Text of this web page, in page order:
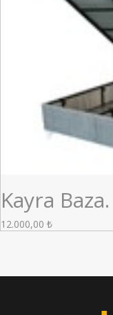
Kayra Baza.
12.000,00 ₺